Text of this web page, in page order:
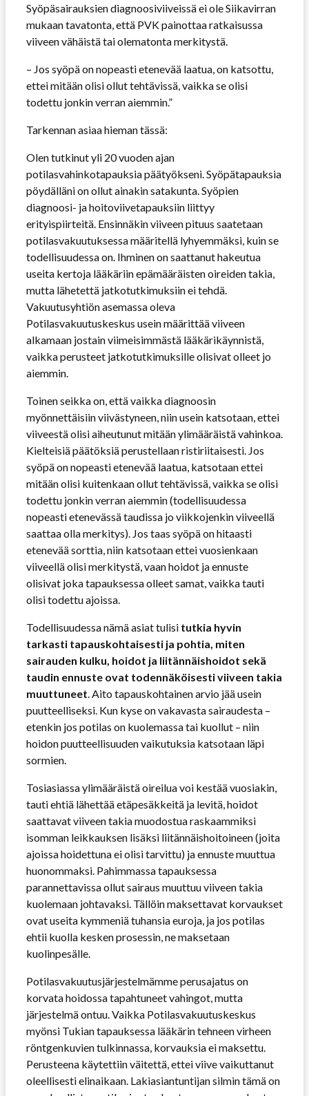
Syöpäsairauksien diagnoosiviiveissä ei ole Siikavirran
mukaan tavatonta, että PVK painottaa ratkaisussa
viiveen vähäistä tai olematonta merkitystä.
– Jos syöpä on nopeasti etenevää laatua, on katsottu,
ettei mitään olisi ollut tehtävissä, vaikka se olisi
todettu jonkin verran aiemmin.”
Tarkennan asiaa hieman tässä:
Olen tutkinut yli 20 vuoden ajan
potilasvahinkotapauksia päätyökseni. Syöpätapauksia
pöydälläni on ollut ainakin satakunta. Syöpien
diagnoosi- ja hoitoviivetapauksiin liittyy
erityispiirteitä. Ensinnäkin viiveen pituus saatetaan
potilasvakuutuksessa määritellä lyhyemmäksi, kuin se
todellisuudessa on. Ihminen on saattanut hakeutua
useita kertoja lääkäriin epämääräisten oireiden takia,
mutta lähetettä jatkotutkimuksiin ei tehdä.
Vakuutusyhtiön asemassa oleva
Potilasvakuutuskeskus usein määrittää viiveen
alkamaan jostain viimeisimmästä lääkärikäynnistä,
vaikka perusteet jatkotutkimuksille olisivat olleet jo
aiemmin.
Toinen seikka on, että vaikka diagnoosin
myönnettäisiin viivästyneen, niin usein katsotaan, ettei
viiveestä olisi aiheutunut mitään ylimääräistä vahinkoa.
Kielteisiä päätöksiä perustellaan ristiriitaisesti. Jos
syöpä on nopeasti etenevää laatua, katsotaan ettei
mitään olisi kuitenkaan ollut tehtävissä, vaikka se olisi
todettu jonkin verran aiemmin (todellisuudessa
nopeasti etenevässä taudissa jo viikkojenkin viiveellä
saattaa olla merkitys). Jos taas syöpä on hitaasti
etenevää sorttia, niin katsotaan ettei vuosienkaan
viiveellä olisi merkitystä, vaan hoidot ja ennuste
olisivat joka tapauksessa olleet samat, vaikka tauti
olisi todettu ajoissa.
Todellisuudessa nämä asiat tulisi tutkia hyvin
tarkasti tapauskohtaisesti ja pohtia, miten
sairauden kulku, hoidot ja liitännäishoidot sekä
taudin ennuste ovat todennäköisesti viiveen takia
muuttuneet. Aito tapauskohtainen arvio jää usein
puutteelliseksi. Kun kyse on vakavasta sairaudesta –
etenkin jos potilas on kuolemassa tai kuollut – niin
hoidon puutteellisuuden vaikutuksia katsotaan läpi
sormien.
Tosiasiassa ylimääräistä oireilua voi kestää vuosiakin,
tauti ehtiä lähettää etäpesäkkeitä ja levitä, hoidot
saattavat viiveen takia muodostua raskaammiksi
isomman leikkauksen lisäksi liitännäishoitoineen (joita
ajoissa hoidettuna ei olisi tarvittu) ja ennuste muuttua
huonommaksi. Pahimmassa tapauksessa
parannettavissa ollut sairaus muuttuu viiveen takia
kuolemaan johtavaksi. Tällöin maksettavat korvaukset
ovat useita kymmeniä tuhansia euroja, ja jos potilas
ehtii kuolla kesken prosessin, ne maksetaan
kuolinpesälle.
Potilasvakuutusjärjestelmämme perusajatus on
korvata hoidossa tapahtuneet vahingot, mutta
järjestelmä ontuu. Vaikka Potilasvakuutuskeskus
myönsi Tukian tapauksessa lääkärin tehneen virheen
röntgenkuvien tulkinnassa, korvauksia ei maksettu.
Perusteena käytettiin väitettä, ettei viive vaikuttanut
oleellisesti elinaikaan. Lakiasiantuntijan silmin tämä on